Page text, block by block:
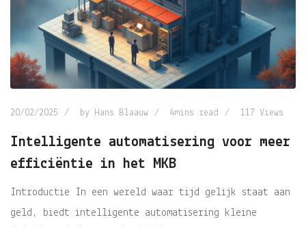
20/02/2025 by Hans Blaauw 4mins read 117 Views
Intelligente automatisering voor meer
efficiëntie in het MKB
Introductie In een wereld waar tijd gelijk staat aan
geld, biedt intelligente automatisering kleine